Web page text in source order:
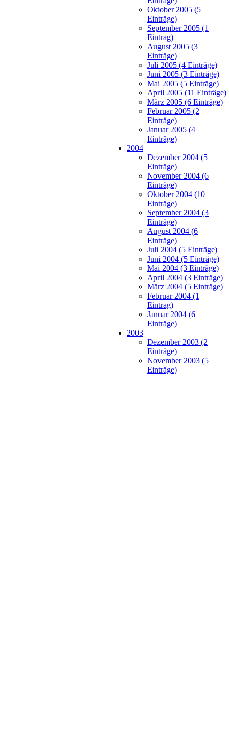
Oktober 2005 (5
Einträge)
September 2005 (1
Eintrag)
August 2005 (3
Einträge)
Juli 2005 (4 Einträge)
Juni 2005 (3 Einträge)
Mai 2005 (5 Einträge)
April 2005 (11 Einträge)
März 2005 (6 Einträge)
Februar 2005 (2
Einträge)
Januar 2005 (4
Einträge)
2004
Dezember 2004 (5
Einträge)
November 2004 (6
Einträge)
Oktober 2004 (10
Einträge)
September 2004 (3
Einträge)
August 2004 (6
Einträge)
Juli 2004 (5 Einträge)
Juni 2004 (5 Einträge)
Mai 2004 (3 Einträge)
April 2004 (3 Einträge)
März 2004 (5 Einträge)
Februar 2004 (1
Eintrag)
Januar 2004 (6
Einträge)
2003
Dezember 2003 (2
Einträge)
November 2003 (5
Einträge)